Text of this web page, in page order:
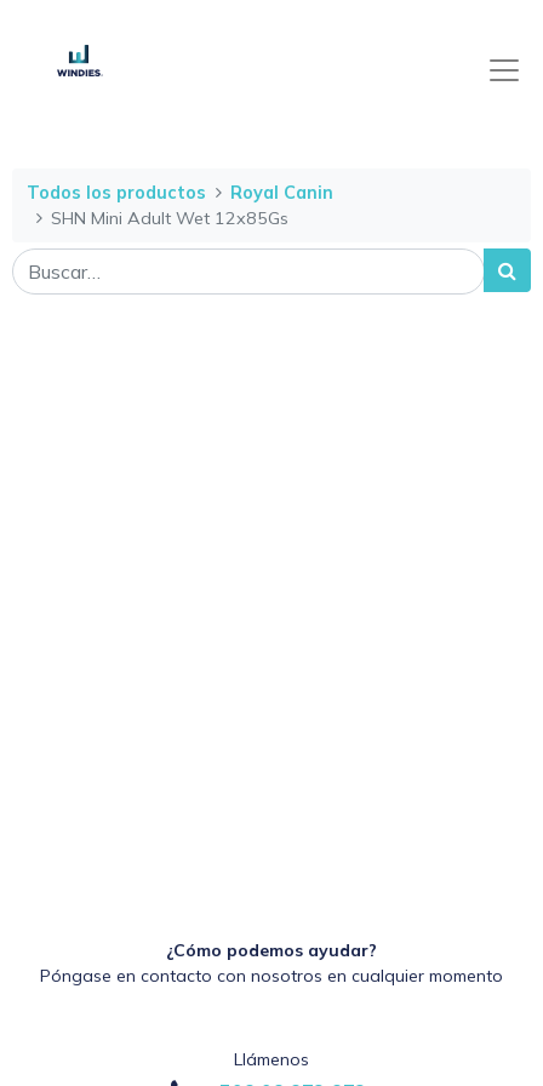
Todos los productos
Royal Canin
SHN Mini Adult Wet 12x85Gs
¿Cómo podemos ayudar?
Póngase en contacto con nosotros en cualquier momento
Llámenos